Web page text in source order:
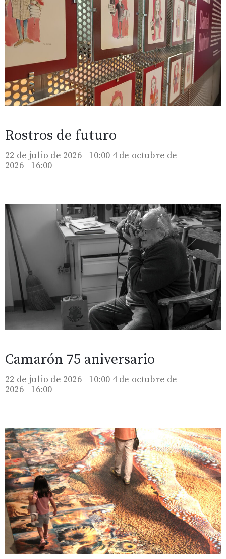
Rostros de futuro
22 de julio de 2026 - 10:00 4 de octubre de
2026 - 16:00
Camarón 75 aniversario
22 de julio de 2026 - 10:00 4 de octubre de
2026 - 16:00